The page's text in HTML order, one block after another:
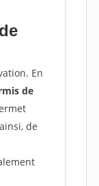
En
de
de